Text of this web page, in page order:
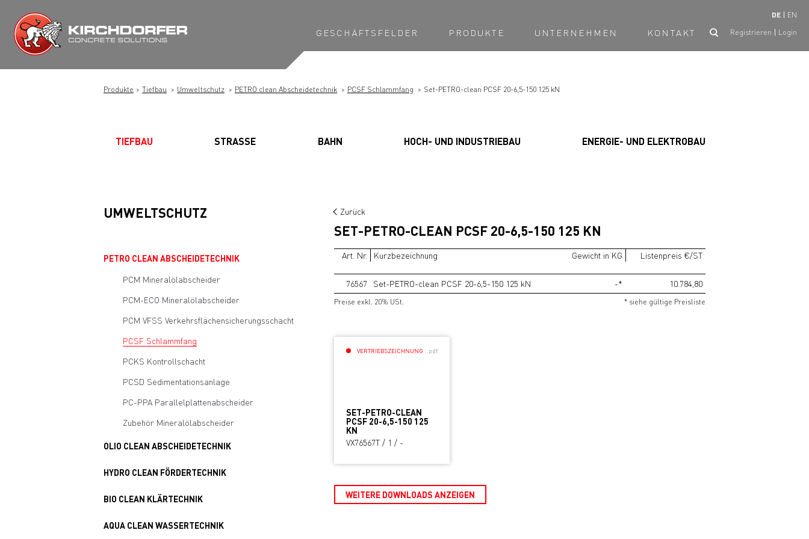
Inhalt
springen
DE EN
GESCHÄFTSFELDER PRODUKTE UNTERNEHMEN KONTAKT Registrieren Login
Produkte Tiefbau Umweltschutz PETRO clean Abscheidetechnik PCSF Schlammfang Set-PETRO-clean PCSF 20-6,5-150 125 kN
TIEFBAU STRASSE BAHN HOCH- UND INDUSTRIEBAU ENERGIE- UND ELEKTROBAU
UMWELTSCHUTZ
PETRO CLEAN ABSCHEIDETECHNIK
PCM Mineralölabscheider
PCM-ECO Mineralölabscheider
PCM VFSS Verkehrsflächensicherungsschacht
PCSF Schlammfang
PCKS Kontrollschacht
PCSD Sedimentationsanlage
PC-PPA Parallelplattenabscheider
Zubehör Mineralölabscheider
OLIO CLEAN ABSCHEIDETECHNIK
HYDRO CLEAN FÖRDERTECHNIK
BIO CLEAN KLÄRTECHNIK
AQUA CLEAN WASSERTECHNIK
Zurück
SET-PETRO-CLEAN PCSF 20-6,5-150 125 KN
Art. Nr. Kurzbezeichnung Gewicht in KG Listenpreis €/ST
76567 Set-PETRO-clean PCSF 20-6,5-150 125 kN -* 10.784,80
* siehe gültige Preisliste
Preise exkl. 20% USt.
VERTRIEBSZEICHNUNG .pdf
SET-PETRO-CLEAN
PCSF 20-6,5-150 125
KN
VX76567T / 1 / -
WEITERE DOWNLOADS ANZEIGEN